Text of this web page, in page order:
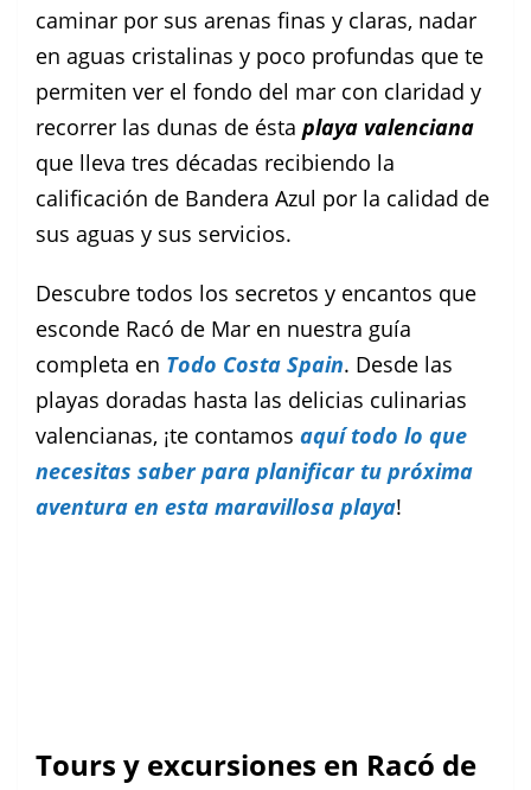
caminar por sus arenas finas y claras, nadar
en aguas cristalinas y poco profundas que te
permiten ver el fondo del mar con claridad y
recorrer las dunas de ésta playa valenciana
que lleva tres décadas recibiendo la
calificación de Bandera Azul por la calidad de
sus aguas y sus servicios.
Descubre todos los secretos y encantos que
esconde Racó de Mar en nuestra guía
completa en Todo Costa Spain. Desde las
playas doradas hasta las delicias culinarias
valencianas, ¡te contamos aquí todo lo que
necesitas saber para planificar tu próxima
aventura en esta maravillosa playa!
Tours y excursiones en Racó de